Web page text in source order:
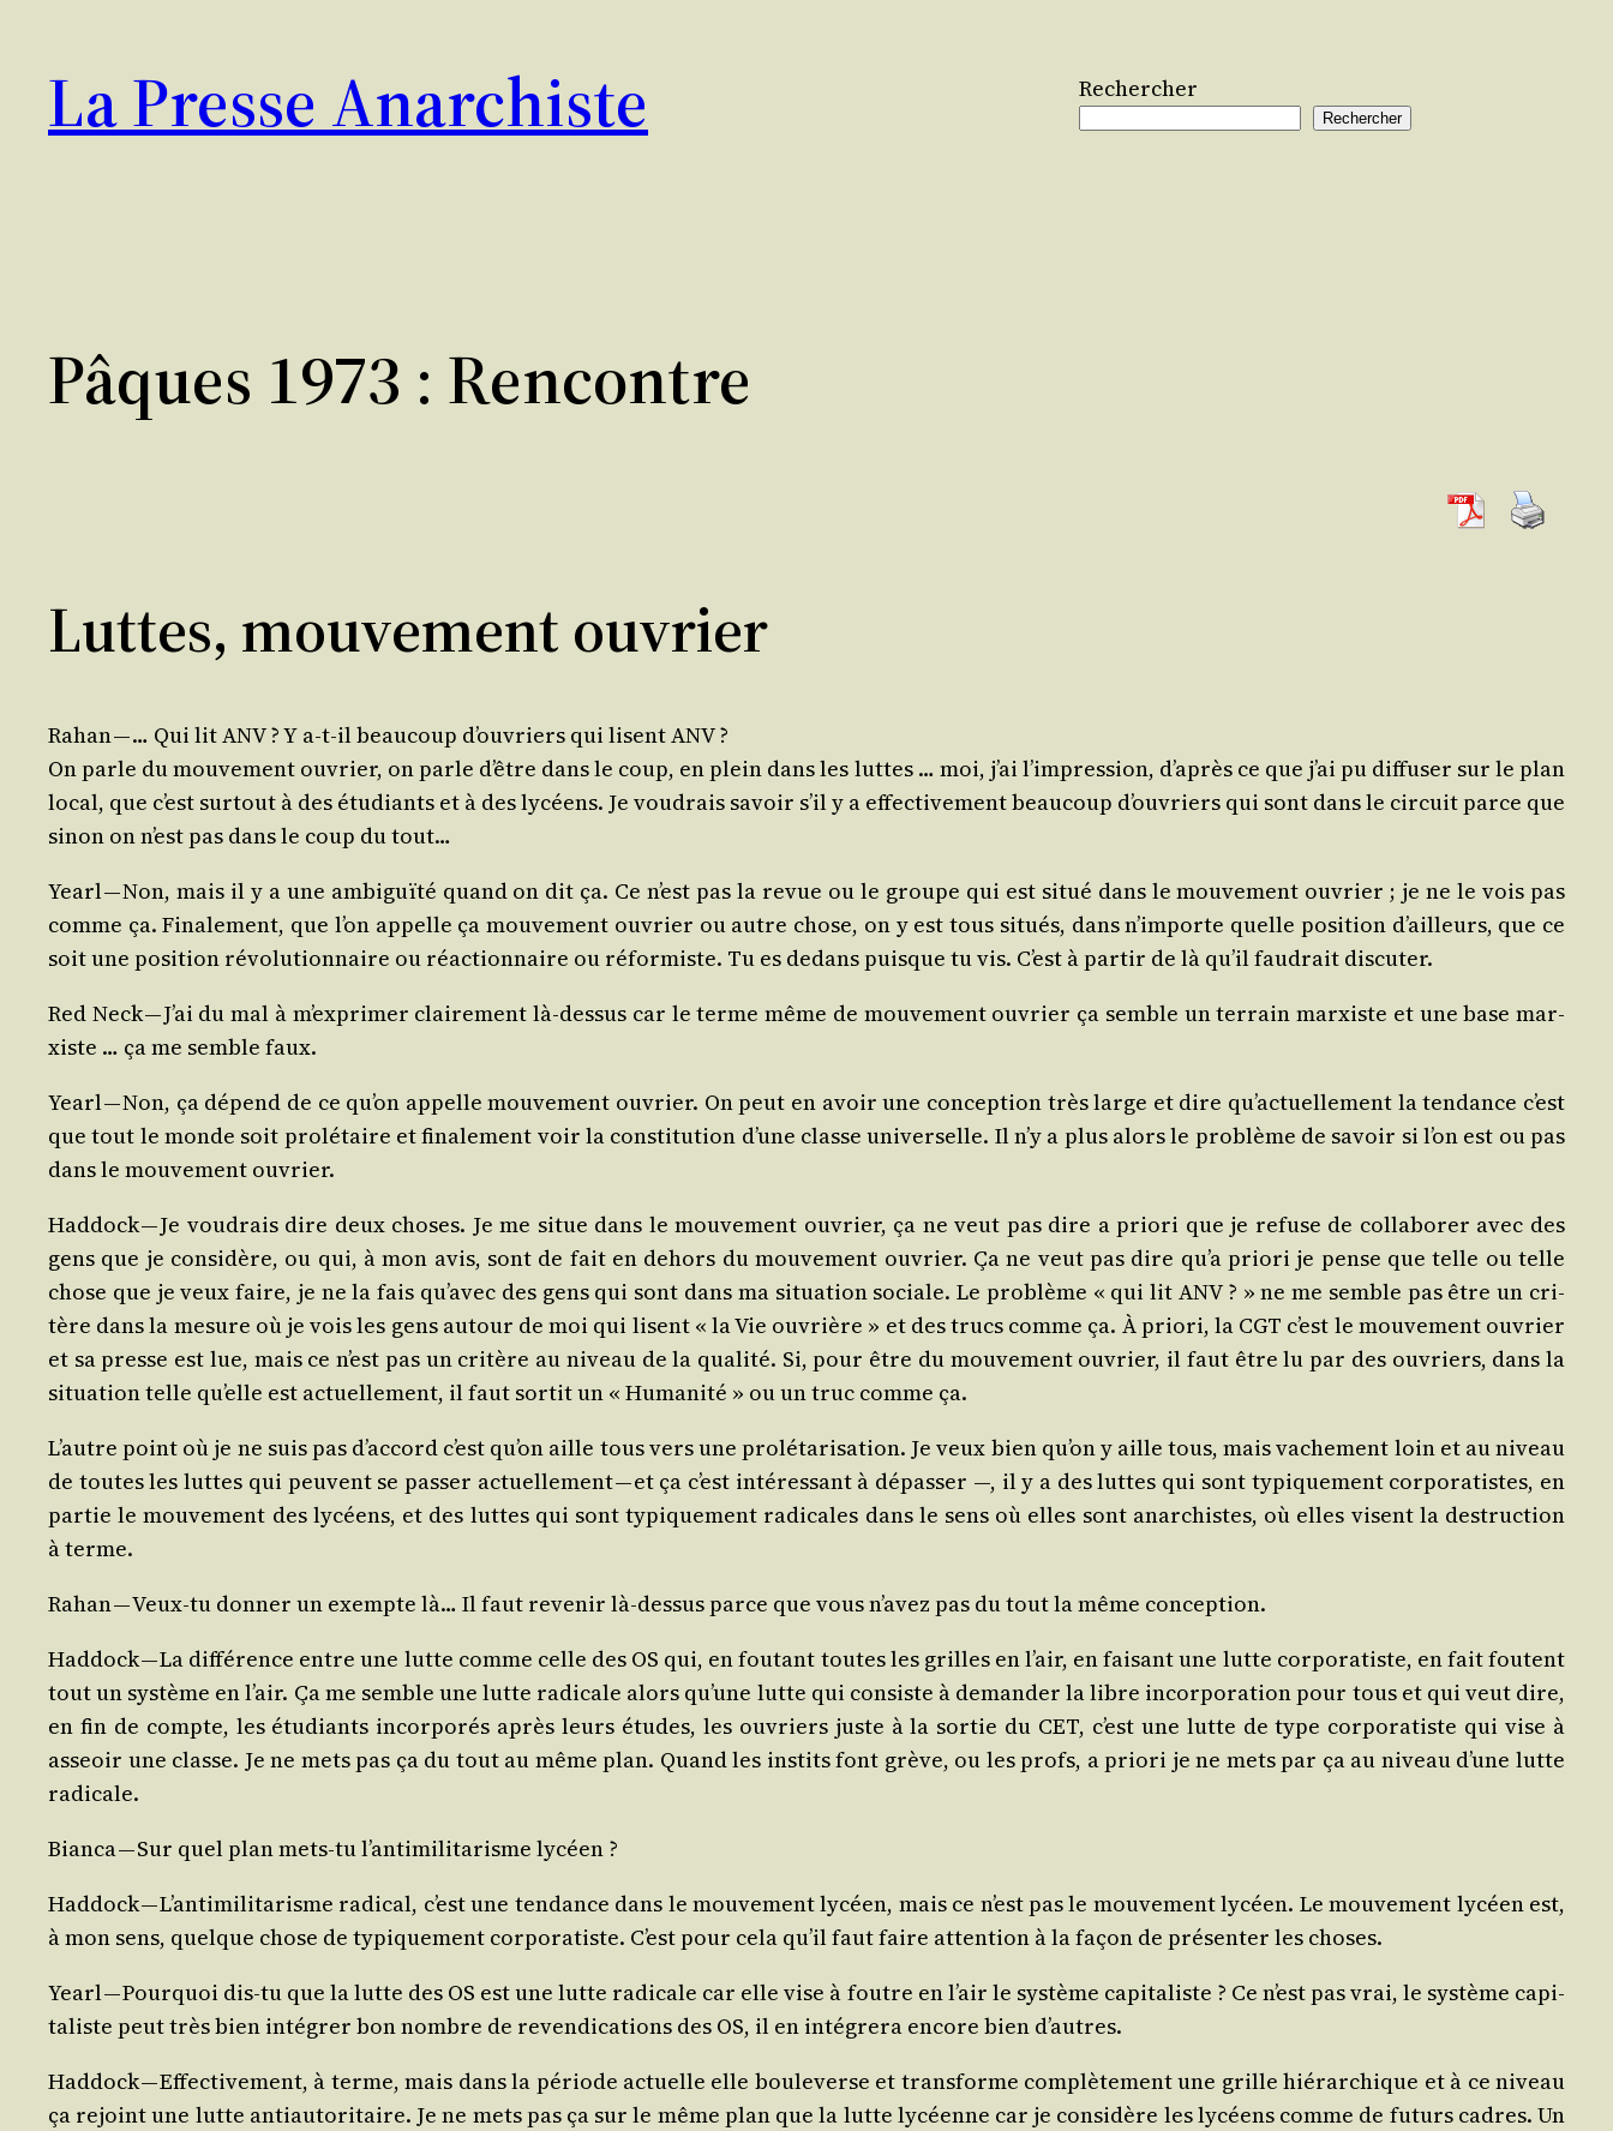
contenu
La Presse Anarchiste Rechercher
Rechercher
Pâques 1973 : Rencontre
Luttes, mouvement ouvrier
Rahan — … Qui lit ANV ? Y a‑t-il beau­coup d’ouvriers qui lisent ANV ?
On parle du mou­ve­ment ouvrier, on parle d’être dans le coup, en plein dans les luttes … moi, j’ai l’impression, d’après ce que j’ai pu dif­fu­ser sur le plan
local, que c’est sur­tout à des étu­diants et à des lycéens. Je vou­drais savoir s’il y a effec­ti­ve­ment beau­coup d’ouvriers qui sont dans le cir­cuit parce que
sinon on n’est pas dans le coup du tout…
Yearl — Non, mais il y a une ambi­guï­té quand on dit ça. Ce n’est pas la revue ou le groupe qui est situé dans le mou­ve­ment ouvrier ; je ne le vois pas
comme ça. Fina­le­ment, que l’on appelle ça mou­ve­ment ouvrier ou autre chose, on y est tous situés, dans n’importe quelle posi­tion d’ailleurs, que ce
soit une posi­tion révo­lu­tion­naire ou réac­tion­naire ou réfor­miste. Tu es dedans puisque tu vis. C’est à par­tir de là qu’il fau­drait discuter.
Red Neck — J’ai du mal à m’exprimer clai­re­ment là-des­sus car le terme même de mou­ve­ment ouvrier ça semble un ter­rain mar­xiste et une base mar­
xiste … ça me semble faux.
Yearl — Non, ça dépend de ce qu’on appelle mou­ve­ment ouvrier. On peut en avoir une concep­tion très large et dire qu’actuellement la ten­dance c’est
que tout le monde soit pro­lé­taire et fina­le­ment voir la consti­tu­tion d’une classe uni­ver­selle. Il n’y a plus alors le pro­blème de savoir si l’on est ou pas
dans le mou­ve­ment ouvrier.
Had­dock — Je vou­drais dire deux choses. Je me situe dans le mou­ve­ment ouvrier, ça ne veut pas dire a prio­ri que je refuse de col­la­bo­rer avec des
gens que je consi­dère, ou qui, à mon avis, sont de fait en dehors du mou­ve­ment ouvrier. Ça ne veut pas dire qu’a prio­ri je pense que telle ou telle
chose que je veux faire, je ne la fais qu’avec des gens qui sont dans ma situa­tion sociale. Le pro­blème « qui lit ANV ? » ne me semble pas être un cri­
tère dans la mesure où je vois les gens autour de moi qui lisent « la Vie ouvrière » et des trucs comme ça. À prio­ri, la CGT c’est le mou­ve­ment ouvrier
et sa presse est lue, mais ce n’est pas un cri­tère au niveau de la qua­li­té. Si, pour être du mou­ve­ment ouvrier, il faut être lu par des ouvriers, dans la
situa­tion telle qu’elle est actuel­le­ment, il faut sor­tit un « Huma­ni­té » ou un truc comme ça.
L’autre point où je ne suis pas d’accord c’est qu’on aille tous vers une pro­lé­ta­ri­sa­tion. Je veux bien qu’on y aille tous, mais vache­ment loin et au niveau
de toutes les luttes qui peuvent se pas­ser actuel­le­ment — et ça c’est inté­res­sant à dépas­ser —, il y a des luttes qui sont typi­que­ment cor­po­ra­tistes, en
par­tie le mou­ve­ment des lycéens, et des luttes qui sont typi­que­ment radi­cales dans le sens où elles sont anar­chistes, où elles visent la des­truc­tion
à terme.
Rahan — Veux-tu don­ner un exempte là… Il faut reve­nir là-des­sus parce que vous n’avez pas du tout la même conception.
Had­dock — La dif­fé­rence entre une lutte comme celle des OS qui, en fou­tant toutes les grilles en l’air, en fai­sant une lutte cor­po­ra­tiste, en fait foutent
tout un sys­tème en l’air. Ça me semble une lutte radi­cale alors qu’une lutte qui consiste à deman­der la libre incor­po­ra­tion pour tous et qui veut dire,
en fin de compte, les étu­diants incor­po­rés après leurs études, les ouvriers juste à la sor­tie du CET, c’est une lutte de type cor­po­ra­tiste qui vise à
asseoir une classe. Je ne mets pas ça du tout au même plan. Quand les ins­tits font grève, ou les profs, a prio­ri je ne mets par ça au niveau d’une lutte
radicale.
Bian­ca — Sur quel plan mets-tu l’antimilitarisme lycéen ?
Had­dock — L’antimilitarisme radi­cal, c’est une ten­dance dans le mou­ve­ment lycéen, mais ce n’est pas le mou­ve­ment lycéen. Le mou­ve­ment lycéen est,
à mon sens, quelque chose de typi­que­ment cor­po­ra­tiste. C’est pour cela qu’il faut faire atten­tion à la façon de pré­sen­ter les choses.
Yearl — Pour­quoi dis-tu que la lutte des OS est une lutte radi­cale car elle vise à foutre en l’air le sys­tème capi­ta­liste ? Ce n’est pas vrai, le sys­tème capi­
ta­liste peut très bien inté­grer bon nombre de reven­di­ca­tions des OS, il en inté­gre­ra encore bien d’autres.
Had­dock — Effec­ti­ve­ment, à terme, mais dans la période actuelle elle bou­le­verse et trans­forme com­plè­te­ment une grille hié­rar­chique et à ce niveau
ça rejoint une lutte anti­au­to­ri­taire. Je ne mets pas ça sur le même plan que la lutte lycéenne car je consi­dère les lycéens comme de futurs cadres. Un